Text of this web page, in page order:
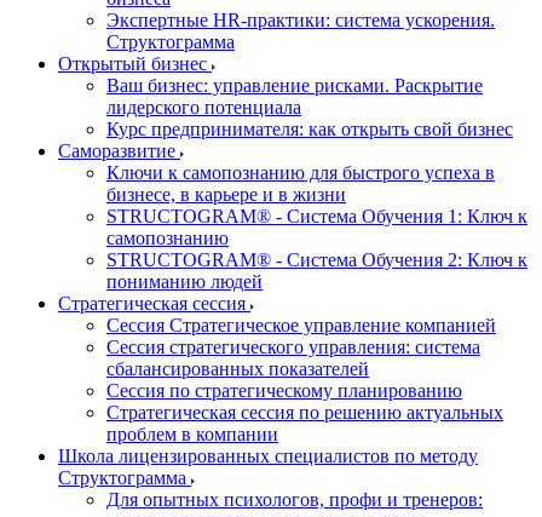
Экспертные HR-практики: система ускорения.
Структограмма
Открытый бизнес
Ваш бизнес: управление рисками. Раскрытие
лидерского потенциала
Курс предпринимателя: как открыть свой бизнес
Саморазвитие
Ключи к самопознанию для быстрого успеха в
бизнесе, в карьере и в жизни
STRUCTOGRAM® - Система Обучения 1: Ключ к
самопознанию
STRUCTOGRAM® - Система Обучения 2: Ключ к
пониманию людей
Стратегическая сессия
Сессия Стратегическое управление компанией
Сессия стратегического управления: система
сбалансированных показателей
Сессия по стратегическому планированию
Стратегическая сессия по решению актуальных
проблем в компании
Школа лицензированных специалистов по методу
Структограмма
Для опытных психологов, профи и тренеров: